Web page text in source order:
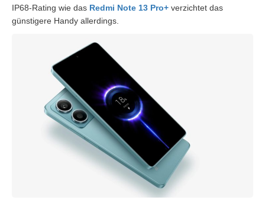
IP68-Rating wie das Redmi Note 13 Pro+ verzichtet das
günstigere Handy allerdings.